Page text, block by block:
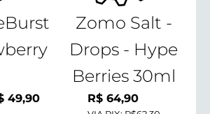
49,90Faixa
Zomo Salt -
Drops - Hype
Berries 30ml
R$64,90